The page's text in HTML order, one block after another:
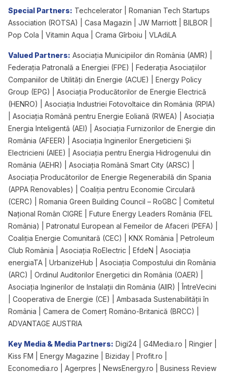
Special Partners: Techcelerator | Romanian Tech Startups
Association (ROTSA) | Casa Magazin | JW Marriott | BILBOR |
Pop Cola | Vitamin Aqua | Crama Gîrboiu | VLAdiLA
Valued Partners: Asociația Municipiilor din România (AMR) |
Federația Patronală a Energiei (FPE) | Federația Asociațiilor
Companiilor de Utilități din Energie (ACUE) | Energy Policy
Group (EPG) | Asociația Producătorilor de Energie Electrică
(HENRO) | Asociația Industriei Fotovoltaice din România (RPIA)
| Asociația Română pentru Energie Eoliană (RWEA) | Asociația
Energia Inteligentă (AEI) | Asociația Furnizorilor de Energie din
România (AFEER) | Asociația Inginerilor Energeticieni Și
Electricieni (AIEE) | Asociația pentru Energia Hidrogenului din
România (AEHR) | Asociația Română Smart City (ARSC) |
Asociația Producătorilor de Energie Regenerabilă din Spania
(APPA Renovables) | Coaliția pentru Economie Circulară
(CERC) | Romania Green Building Council – RoGBC | Comitetul
Național Român CIGRE | Future Energy Leaders România (FEL
România) | Patronatul European al Femeilor de Afaceri (PEFA) |
Coaliția Energie Comunitară (CEC) | KNX România | Petroleum
Club România | Asociația RoElectric | EfdeN | Asociația
energiaTA | UrbanizeHub | Asociația Compostului din România
(ARC) | Ordinul Auditorilor Energetici din România (OAER) |
Asociația Inginerilor de Instalații din România (AIIR) | ÎntreVecini
| Cooperativa de Energie (CE) | Ambasada Sustenabilității în
România | Camera de Comerț Româno-Britanică (BRCC) |
ADVANTAGE AUSTRIA
Key Media & Media Partners: Digi24 | G4Media.ro | Ringier |
Kiss FM | Energy Magazine | Biziday | Profit.ro |
Economedia.ro | Agerpres | NewsEnergy.ro | Business Review